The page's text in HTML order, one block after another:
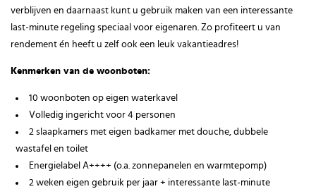
verblijven en daarnaast kunt u gebruik maken van een interessante
last-minute regeling speciaal voor eigenaren. Zo profiteert u van
rendement én heeft u zelf ook een leuk vakantieadres!
Kenmerken van de woonboten:
10 woonboten op eigen waterkavel
Volledig ingericht voor 4 personen
2 slaapkamers met eigen badkamer met douche, dubbele
wastafel en toilet
Energielabel A++++ (o.a. zonnepanelen en warmtepomp)
2 weken eigen gebruik per jaar + interessante last-minute